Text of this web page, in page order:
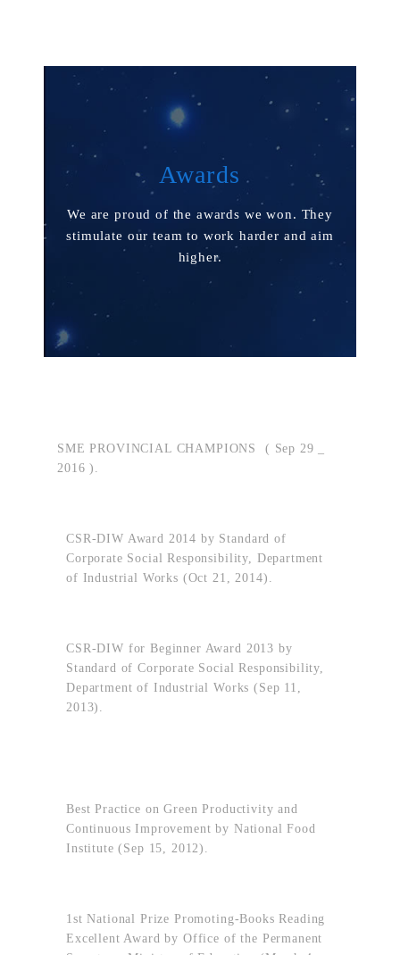
Awards
We are proud of the awards we won. They
stimulate our team to work harder and aim
higher.
SME PROVINCIAL CHAMPIONS ( Sep 29 _
2016 ).
CSR-DIW Award 2014 by Standard of
Corporate Social Responsibility, Department
of Industrial Works (Oct 21, 2014).
CSR-DIW for Beginner Award 2013 by
Standard of Corporate Social Responsibility,
Department of Industrial Works (Sep 11,
2013).
Best Practice on Green Productivity and
Continuous Improvement by National Food
Institute (Sep 15, 2012).
1st National Prize Promoting-Books Reading
Excellent Award by Office of the Permanent